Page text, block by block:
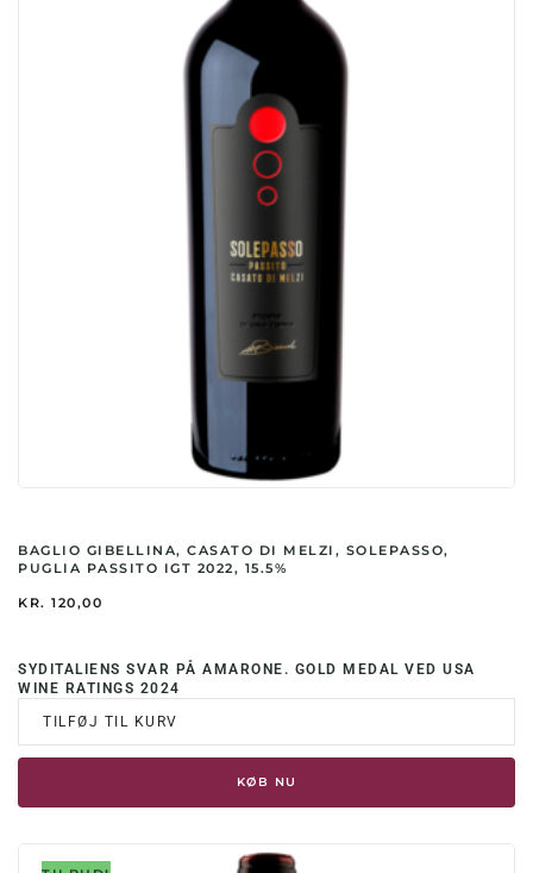
BAGLIO GIBELLINA, CASATO DI MELZI, SOLEPASSO,
PUGLIA PASSITO IGT 2022, 15.5%
KR. 120,00
SYDITALIENS SVAR PÅ AMARONE. GOLD MEDAL VED USA
WINE RATINGS 2024
TILFØJ TIL KURV
KØB NU